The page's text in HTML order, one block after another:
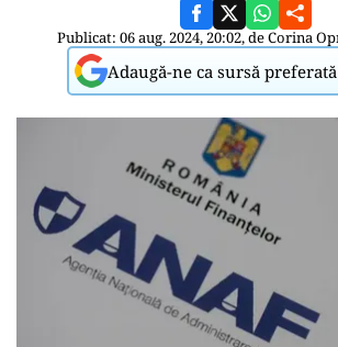
Publicat: 06 aug. 2024, 20:02, deCorina
Adaugă-ne ca sursă